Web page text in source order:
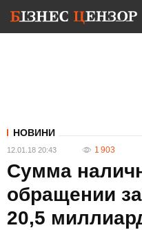
НОВИНИ
12.01.18 20:43 1 903
Сумма
обращении
20,5